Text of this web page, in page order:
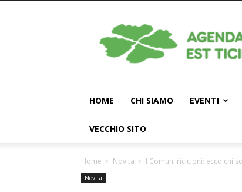
21
Est
Ticino
HOME CHI SIAMO EVENTI
VECCHIO SITO
Home Novita I Comuni ricicloni: ecco chi
Novita